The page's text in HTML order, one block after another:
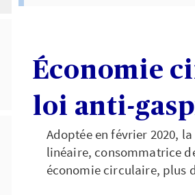
Économie
loi anti-
Adoptée en février 2020,
linéaire, consommatrice
économie circulaire, plus